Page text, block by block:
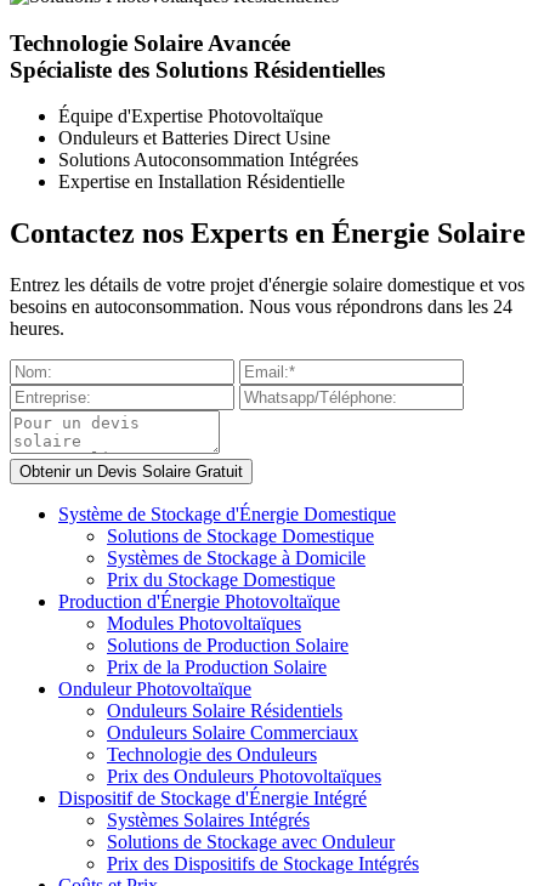
Technologie Solaire Avancée
Spécialiste des Solutions Résidentielles
Équipe d'Expertise Photovoltaïque
Onduleurs et Batteries Direct Usine
Solutions Autoconsommation Intégrées
Expertise en Installation Résidentielle
Contactez nos Experts en Énergie Solaire
Entrez les détails de votre projet d'énergie solaire domestique et vos
besoins en autoconsommation. Nous vous répondrons dans les 24
heures.
Système de Stockage d'Énergie Domestique
Solutions de Stockage Domestique
Systèmes de Stockage à Domicile
Prix du Stockage Domestique
Production d'Énergie Photovoltaïque
Modules Photovoltaïques
Solutions de Production Solaire
Prix de la Production Solaire
Onduleur Photovoltaïque
Onduleurs Solaire Résidentiels
Onduleurs Solaire Commerciaux
Technologie des Onduleurs
Prix des Onduleurs Photovoltaïques
Dispositif de Stockage d'Énergie Intégré
Systèmes Solaires Intégrés
Solutions de Stockage avec Onduleur
Prix des Dispositifs de Stockage Intégrés